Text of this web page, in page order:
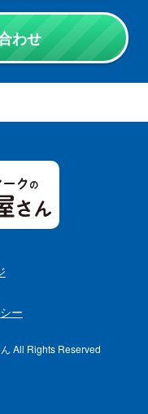
わせ
ー
All Rights Reserved